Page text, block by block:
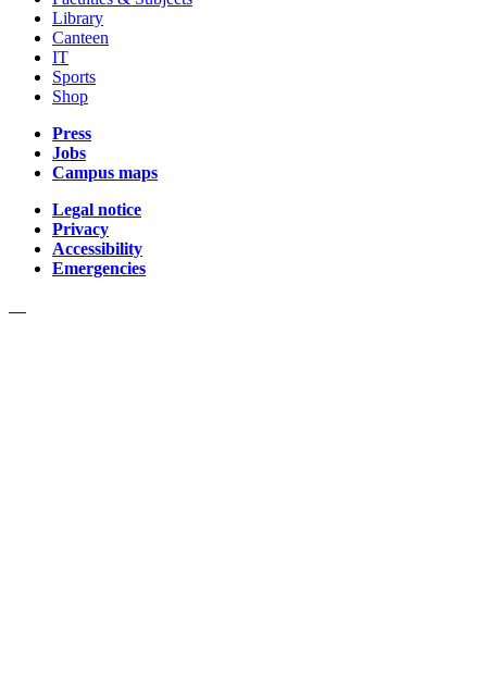
Library
Canteen
IT
Sports
Shop
Press
Jobs
Campus maps
Legal notice
Privacy
Accessibility
Emergencies